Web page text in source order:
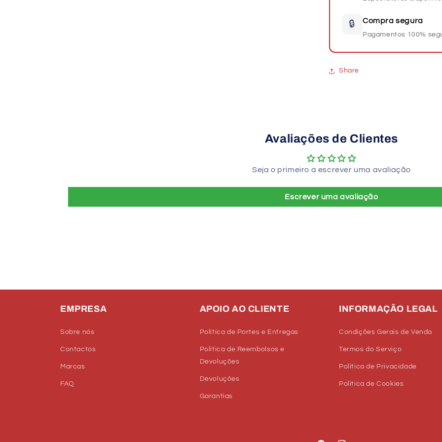
🔒 Compra segura
Pagamentos 100%
Share
Avaliações de Clientes
Seja o primeiro a escrever uma avaliação
Escrever uma avaliação
EMPRESA
Sobre nós
Contactos
Marcas
FAQ
APOIO AO CLIENTE
Política de Portes e Entregas
Política de Reembolsos e
Devoluções
Devoluções
Garantias
INFORMAÇÃO LEGAL
Condições Gerais de Venda
Termos do Serviço
Política de Privacidade
Política de Cookies